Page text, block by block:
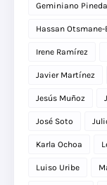
Geminiano Pineda
Hassan Otsmane-
Irene Ramírez
Javier Martínez
Jesús Muñoz
José Soto
Karla Ochoa
Luiso Uribe